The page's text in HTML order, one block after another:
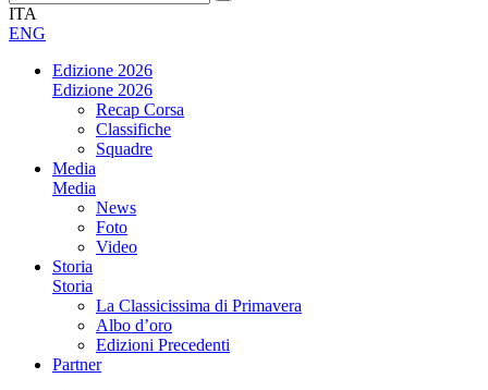
ITA
ENG
Edizione 2026
Edizione 2026
Recap Corsa
Classifiche
Squadre
Media
Media
News
Foto
Video
Storia
Storia
La Classicissima di Primavera
Albo d’oro
Edizioni Precedenti
Partner